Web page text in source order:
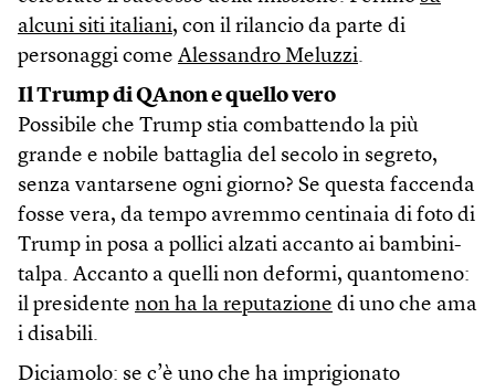
alcuni siti italiani, con il rilancio da parte di
personaggi come Alessandro Meluzzi.
Il Trump di QAnon e quello vero
Possibile che Trump stia combattendo la più
grande e nobile battaglia del secolo in segreto,
senza vantarsene ogni giorno? Se questa faccenda
fosse vera, da tempo avremmo centinaia di foto di
Trump in posa a pollici alzati accanto ai bambini-
talpa. Accanto a quelli non deformi, quantomeno:
il presidente non ha la reputazione di uno che ama
i disabili.
Diciamolo: se c’è uno che ha imprigionato